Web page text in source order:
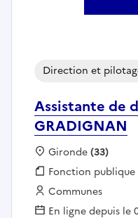
Assistante de
GRADIGNAN
Direction et
Localisation :
Gironde(33)
Fonction publique
Fonction
Employeur :
Communes
En ligne depuis le